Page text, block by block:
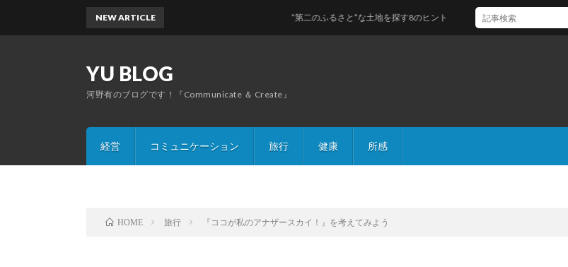
YU BLOG
河野有のブログです！『Communicate ＆ Create』
経営 コミュニケーション 旅行 健康 所感
NEW ARTICLE “第二のふるさと”な土地を探す8のヒント
HOME 旅行 『ココが私のアナザースカイ！』を考えてみよう